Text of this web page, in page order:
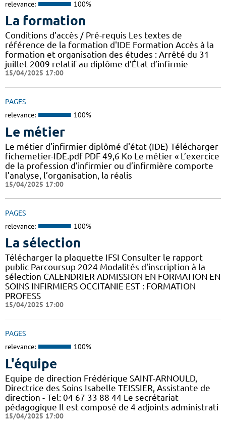
relevance: 100%
La formation
Conditions d'accès / Pré-requis Les textes de
référence de la formation d'IDE Formation Accès à la
formation et organisation des études : Arrêté du 31
juillet 2009 relatif au diplôme d’État d’infirmie
15/04/2025 17:00
PAGES
relevance: 100%
Le métier
Le métier d'infirmier diplômé d'état (IDE) Télécharger
fichemetier-IDE.pdf PDF 49,6 Ko Le métier « L’exercice
de la profession d’infirmier ou d’infirmière comporte
l’analyse, l’organisation, la réalis
15/04/2025 17:00
PAGES
relevance: 100%
La sélection
Télécharger la plaquette IFSI Consulter le rapport
public Parcoursup 2024 Modalités d'inscription à la
sélection CALENDRIER ADMISSION EN FORMATION EN
SOINS INFIRMIERS OCCITANIE EST : FORMATION
PROFESS
15/04/2025 17:00
PAGES
relevance: 100%
L'équipe
Equipe de direction Frédérique SAINT-ARNOULD,
Directrice des Soins Isabelle TEISSIER, Assistante de
direction - Tel: 04 67 33 88 44 Le secrétariat
pédagogique Il est composé de 4 adjoints administrati
15/04/2025 17:00